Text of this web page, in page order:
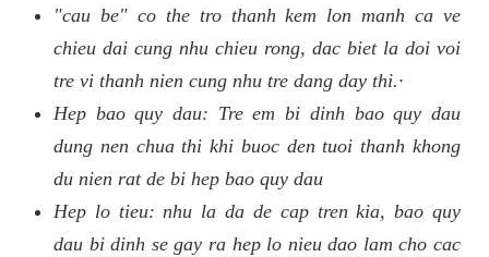
"cau be" co the tro thanh kem lon manh ca ve
chieu dai cung nhu chieu rong, dac biet la doi voi
tre vi thanh nien cung nhu tre dang day thi.·
Hep bao quy dau: Tre em bi dinh bao quy dau
dung nen chua thi khi buoc den tuoi thanh khong
du nien rat de bi hep bao quy dau
Hep lo tieu: nhu la da de cap tren kia, bao quy
dau bi dinh se gay ra hep lo nieu dao lam cho cac